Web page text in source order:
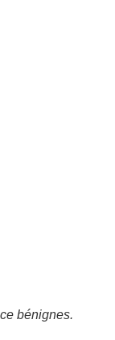
bénignes.